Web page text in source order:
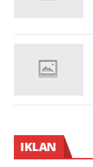
IKLAN